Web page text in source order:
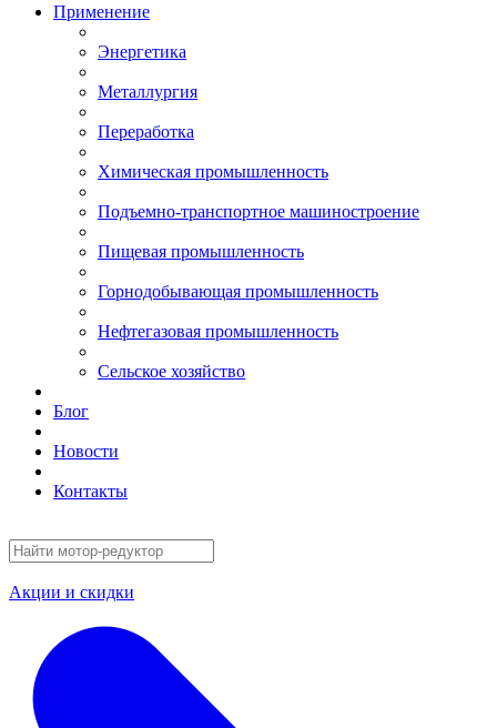
Применение
Энергетика
Металлургия
Переработка
Химическая промышленность
Подъемно-транспортное машиностроение
Пищевая промышленность
Горнодобывающая промышленность
Нефтегазовая промышленность
Сельское хозяйство
Блог
Новости
Контакты
Акции и скидки